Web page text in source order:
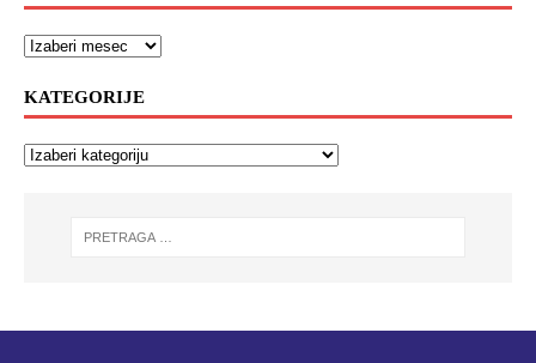
KATEGORIJE